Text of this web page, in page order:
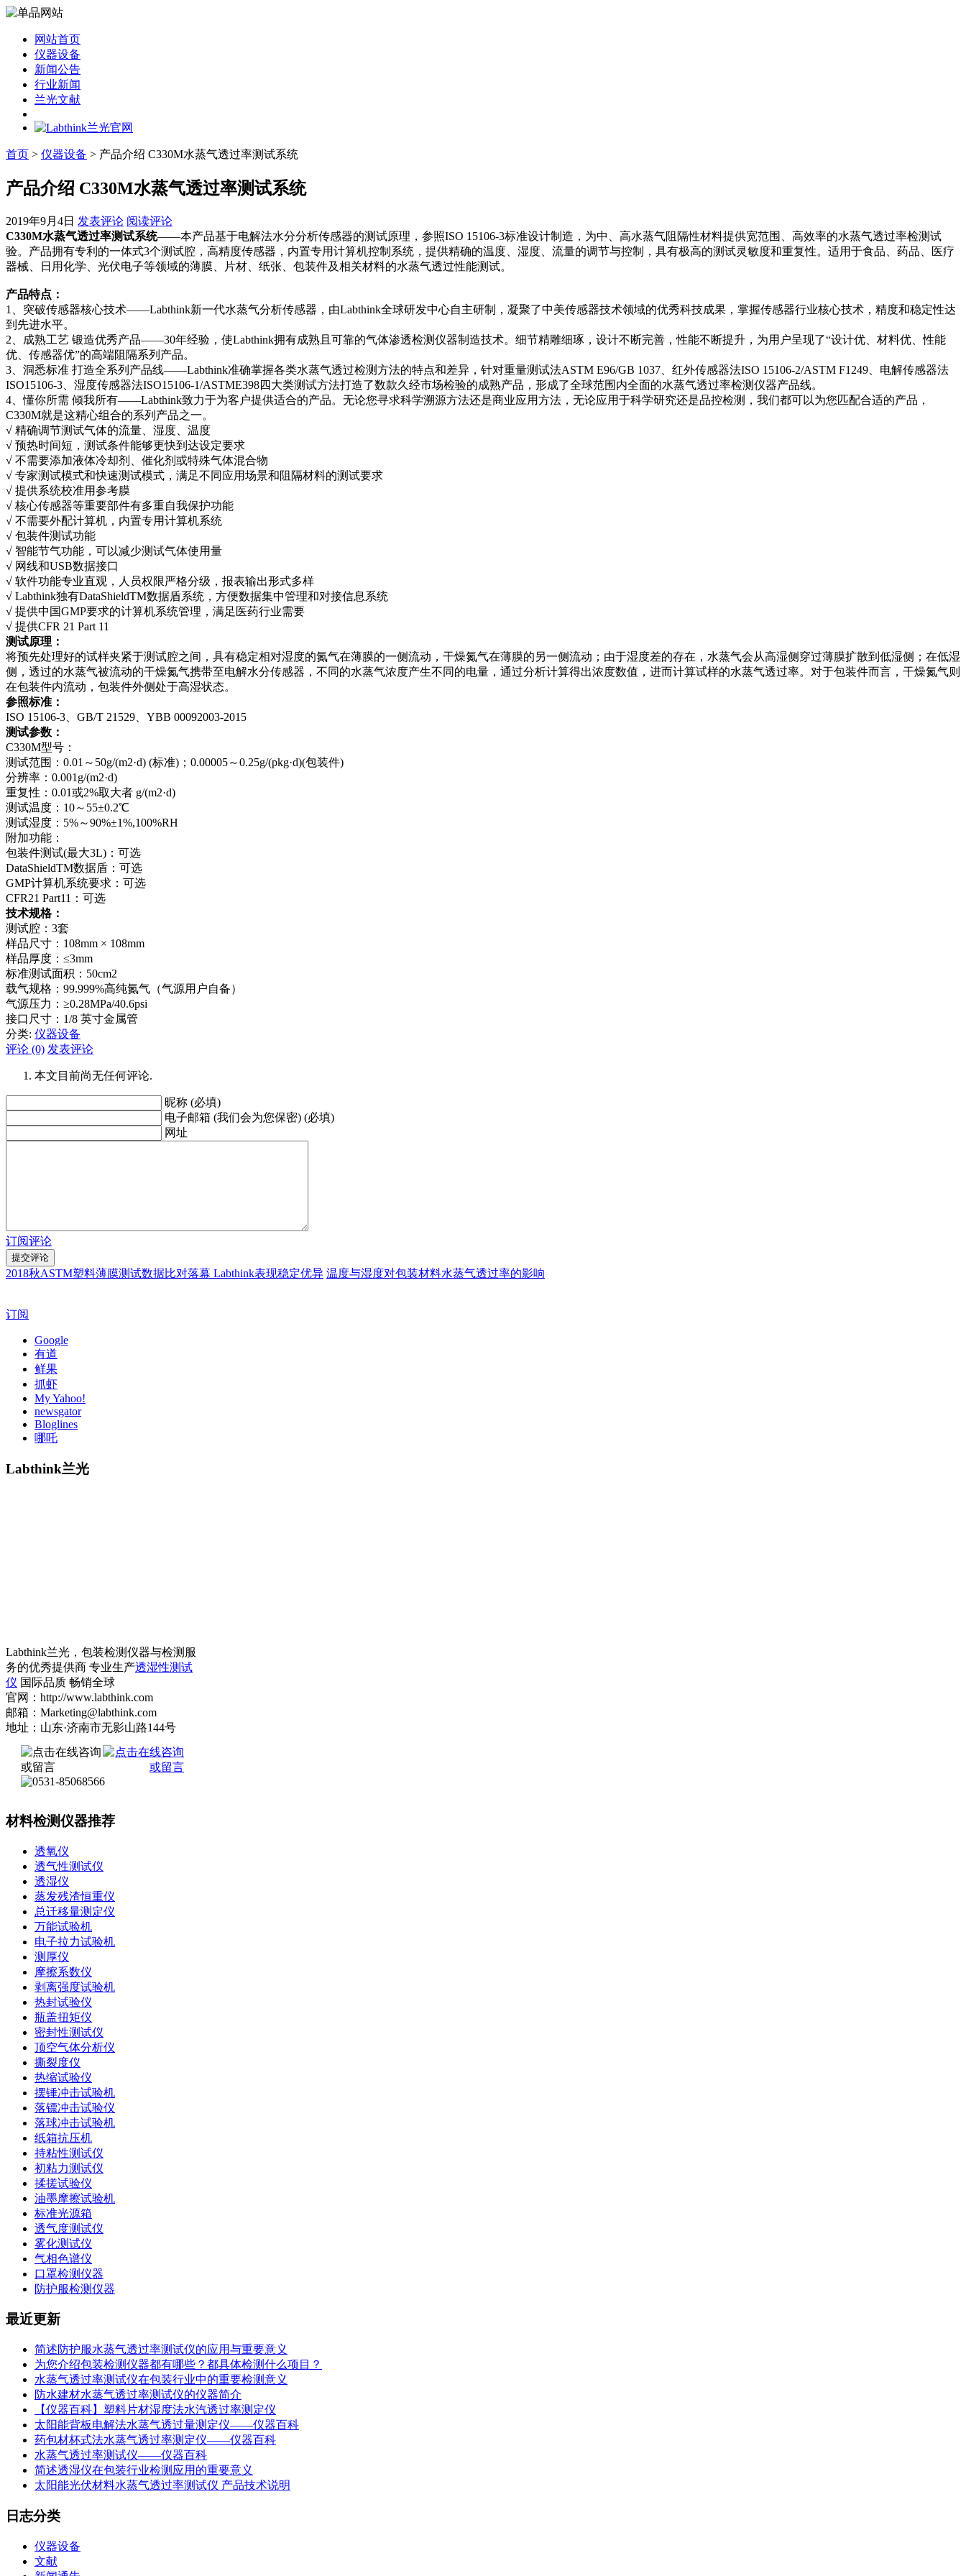
网站首页
仪器设备
新闻公告
行业新闻
兰光文献
首页 > 仪器设备 > 产品介绍 C330M水蒸气透过率测试系统
产品介绍 C330M水蒸气透过率测试系统
2019年9月4日 发表评论 阅读评论
C330M水蒸气透过率测试系统——本产品基于电解法水分分析传感器的测试原理，参照ISO 15106-3标准设计制造，为中、高水蒸气阻隔性材料提供宽范围、高效率的水蒸气透过率检测试
验。产品拥有专利的一体式3个测试腔，高精度传感器，内置专用计算机控制系统，提供精确的温度、湿度、流量的调节与控制，具有极高的测试灵敏度和重复性。适用于食品、药品、医疗
器械、日用化学、光伏电子等领域的薄膜、片材、纸张、包装件及相关材料的水蒸气透过性能测试。
产品特点：
1、突破传感器核心技术——Labthink新一代水蒸气分析传感器，由Labthink全球研发中心自主研制，凝聚了中美传感器技术领域的优秀科技成果，掌握传感器行业核心技术，精度和稳定性达
到先进水平。
2、成熟工艺 锻造优秀产品——30年经验，使Labthink拥有成熟且可靠的气体渗透检测仪器制造技术。细节精雕细琢，设计不断完善，性能不断提升，为用户呈现了“设计优、材料优、性能
优、传感器优”的高端阻隔系列产品。
3、洞悉标准 打造全系列产品线——Labthink准确掌握各类水蒸气透过检测方法的特点和差异，针对重量测试法ASTM E96/GB 1037、红外传感器法ISO 15106-2/ASTM F1249、电解传感器法
ISO15106-3、湿度传感器法ISO15106-1/ASTME398四大类测试方法打造了数款久经市场检验的成熟产品，形成了全球范围内全面的水蒸气透过率检测仪器产品线。
4、懂你所需 倾我所有——Labthink致力于为客户提供适合的产品。无论您寻求科学溯源方法还是商业应用方法，无论应用于科学研究还是品控检测，我们都可以为您匹配合适的产品，
C330M就是这精心组合的系列产品之一。
√ 精确调节测试气体的流量、湿度、温度
√ 预热时间短，测试条件能够更快到达设定要求
√ 不需要添加液体冷却剂、催化剂或特殊气体混合物
√ 专家测试模式和快速测试模式，满足不同应用场景和阻隔材料的测试要求
√ 提供系统校准用参考膜
√ 核心传感器等重要部件有多重自我保护功能
√ 不需要外配计算机，内置专用计算机系统
√ 包装件测试功能
√ 智能节气功能，可以减少测试气体使用量
√ 网线和USB数据接口
√ 软件功能专业直观，人员权限严格分级，报表输出形式多样
√ Labthink独有DataShieldTM数据盾系统，方便数据集中管理和对接信息系统
√ 提供中国GMP要求的计算机系统管理，满足医药行业需要
√ 提供CFR 21 Part 11
测试原理：
将预先处理好的试样夹紧于测试腔之间，具有稳定相对湿度的氮气在薄膜的一侧流动，干燥氮气在薄膜的另一侧流动；由于湿度差的存在，水蒸气会从高湿侧穿过薄膜扩散到低湿侧；在低湿
侧，透过的水蒸气被流动的干燥氮气携带至电解水分传感器，不同的水蒸气浓度产生不同的电量，通过分析计算得出浓度数值，进而计算试样的水蒸气透过率。对于包装件而言，干燥氮气则
在包装件内流动，包装件外侧处于高湿状态。
参照标准：
ISO 15106-3、GB/T 21529、YBB 00092003-2015
测试参数：
C330M型号：
测试范围：0.01～50g/(m2·d) (标准)；0.00005～0.25g/(pkg·d)(包装件)
分辨率：0.001g/(m2·d)
重复性：0.01或2%取大者 g/(m2·d)
测试温度：10～55±0.2℃
测试湿度：5%～90%±1%,100%RH
附加功能：
包装件测试(最大3L)：可选
DataShieldTM数据盾：可选
GMP计算机系统要求：可选
CFR21 Part11：可选
技术规格：
测试腔：3套
样品尺寸：108mm × 108mm
样品厚度：≤3mm
标准测试面积：50cm2
载气规格：99.999%高纯氮气（气源用户自备）
气源压力：≥0.28MPa/40.6psi
接口尺寸：1/8 英寸金属管
分类: 仪器设备
评论 (0) 发表评论
本文目前尚无任何评论.
昵称 (必填)
电子邮箱 (我们会为您保密) (必填)
网址
订阅评论
2018秋ASTM塑料薄膜测试数据比对落幕 Labthink表现稳定优异 温度与湿度对包装材料水蒸气透过率的影响
订阅
Google
有道
鲜果
抓虾
My Yahoo!
newsgator
Bloglines
哪吒
Labthink兰光
Labthink兰光，包装检测仪器与检测服
务的优秀提供商 专业生产透湿性测试
仪 国际品质 畅销全球
官网：http://www.labthink.com
邮箱：Marketing@labthink.com
地址：山东·济南市无影山路144号
材料检测仪器推荐
透氧仪
透气性测试仪
透湿仪
蒸发残渣恒重仪
总迁移量测定仪
万能试验机
电子拉力试验机
测厚仪
摩擦系数仪
剥离强度试验机
热封试验仪
瓶盖扭矩仪
密封性测试仪
顶空气体分析仪
撕裂度仪
热缩试验仪
摆锤冲击试验机
落镖冲击试验仪
落球冲击试验机
纸箱抗压机
持粘性测试仪
初粘力测试仪
揉搓试验仪
油墨摩擦试验机
标准光源箱
透气度测试仪
雾化测试仪
气相色谱仪
口罩检测仪器
防护服检测仪器
最近更新
简述防护服水蒸气透过率测试仪的应用与重要意义
为您介绍包装检测仪器都有哪些？都具体检测什么项目？
水蒸气透过率测试仪在包装行业中的重要检测意义
防水建材水蒸气透过率测试仪的仪器简介
【仪器百科】塑料片材湿度法水汽透过率测定仪
太阳能背板电解法水蒸气透过量测定仪——仪器百科
药包材杯式法水蒸气透过率测定仪——仪器百科
水蒸气透过率测试仪——仪器百科
简述透湿仪在包装行业检测应用的重要意义
太阳能光伏材料水蒸气透过率测试仪 产品技术说明
日志分类
仪器设备
文献